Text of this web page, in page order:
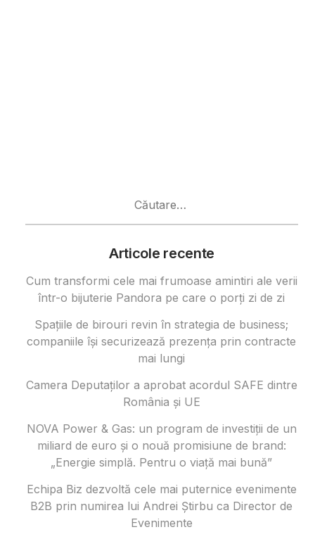
Articole recente
Cum transformi cele mai frumoase amintiri ale verii
într-o bijuterie Pandora pe care o porți zi de zi
Spațiile de birouri revin în strategia de business;
companiile își securizează prezența prin contracte
mai lungi
Camera Deputaților a aprobat acordul SAFE dintre
România și UE
NOVA Power & Gas: un program de investiții de un
miliard de euro și o nouă promisiune de brand:
„Energie simplă. Pentru o viață mai bună”
Echipa Biz dezvoltă cele mai puternice evenimente
B2B prin numirea lui Andrei Știrbu ca Director de
Evenimente